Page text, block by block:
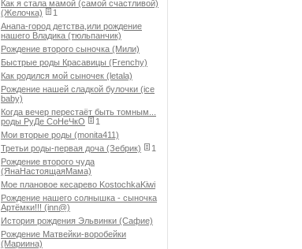
Как я стала мамой (самой счастливой)
(Желочка)
1
Анапа-город детства,или рождение
нашего Владика (тюльпанчик)
Рождение второго сыночка (Мили)
Быстрые роды Красавицы (Frenchy)
Как родился мой сыночек (letala)
Рождение нашей сладкой булочки (ice
baby)
Когда вечер перестаёт быть томным...
роды РуДе СоНеЧкО
1
Мои вторые роды (monita411)
Третьи роды-первая доча (Зебрик)
1
Рождение второго чуда
(ЯнаНастоящаяМама)
Мое плановое кесарево KostochkaKiwi
Рождение нашего солнышка - сыночка
Артёмки!!! (inn@)
История рождения Эльвинки (Сафие)
Рождение Матвейки-воробейки
(Мариина)